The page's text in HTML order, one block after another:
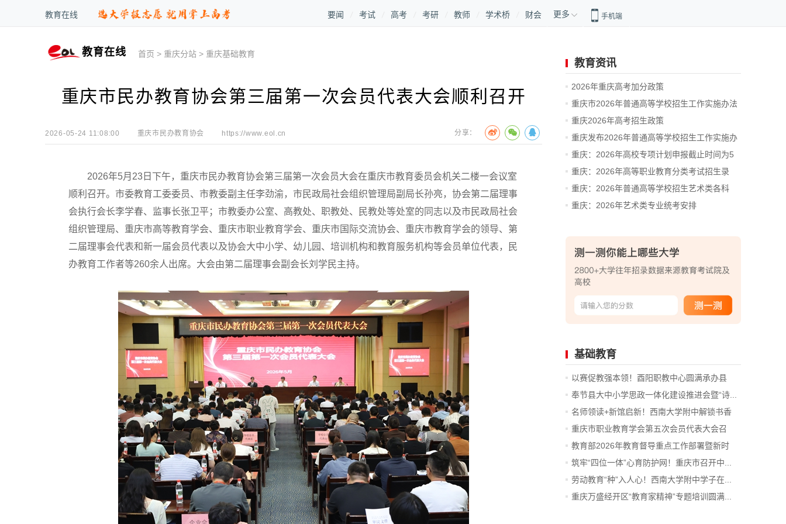
教育在线 要闻 考试 高考 考研 教师 学术桥 财会 更多 手机端
教育在线 首页 > 重庆分站 > 重庆基础教育
重庆市民办教育协会第三届第一次会员代表大会顺利召开
2026-05-24 11:08:00 重庆市民办教育协会 https://www.eol.cn 分享：
2026年5月23日下午，重庆市民办教育协会第三届第一次会员大会在重庆市教育委员会机关二楼一会议室
顺利召开。市委教育工委委员、市教委副主任李劲渝，市民政局社会组织管理局副局长孙亮，协会第二届理事
会执行会长李学春、监事长张卫平；市教委办公室、高教处、职教处、民教处等处室的同志以及市民政局社会
组织管理局、重庆市高等教育学会、重庆市职业教育学会、重庆市国际交流协会、重庆市教育学会的领导、第
二届理事会代表和新一届会员代表以及协会大中小学、幼儿园、培训机构和教育服务机构等会员单位代表，民
办教育工作者等260余人出席。大会由第二届理事会副会长刘学民主持。
教育资讯
2026年重庆高考加分政策
重庆市2026年普通高等学校招生工作实施办法
解读
重庆2026年高考招生政策
重庆发布2026年普通高等学校招生工作实施办
法
重庆：2026年高校专项计划申报截止时间为5
月...
重庆：2026年高等职业教育分类考试招生录
取...
重庆：2026年普通高等学校招生艺术类各科
类...
重庆：2026年艺术类专业统考安排
基础教育
以赛促教强本领！酉阳职教中心圆满承办县
级...
奉节县大中小学思政一体化建设推进会暨“诗...
名师领读+新馆启新！西南大学附中解锁书香
育...
重庆市职业教育学会第五次会员代表大会召
开...
教育部2026年教育督导重点工作部署暨新时
代...
筑牢“四位一体”心育防护网！重庆市召开中...
劳动教育“种”入人心！西南大学附中学子在...
重庆万盛经开区“教育家精神”专题培训圆满...